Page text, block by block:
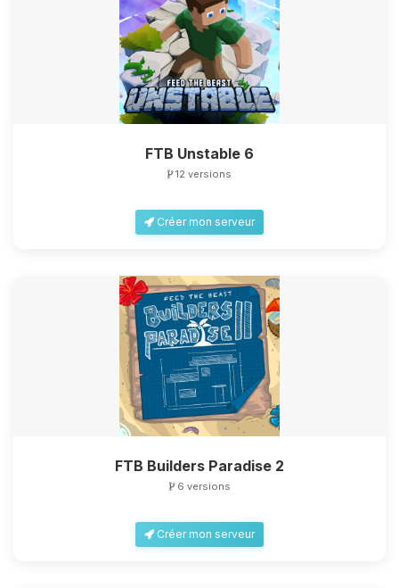
FTB Unstable 6
12 versions
Créer mon serveur
FTB Builders Paradise 2
6 versions
Créer mon serveur